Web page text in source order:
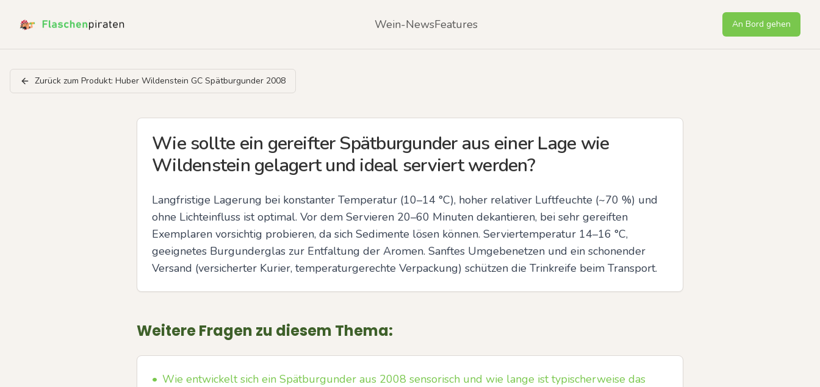
Wein-NewsFeatures An Bord gehen
Zurück zum Produkt: Huber Wildenstein GC Spätburgunder 2008
Wie sollte ein gereifter Spätburgunder aus einer Lage wie
Wildenstein gelagert und ideal serviert werden?
Langfristige Lagerung bei konstanter Temperatur (10–14 °C), hoher relativer Luftfeuchte (~70 %) und
ohne Lichteinfluss ist optimal. Vor dem Servieren 20–60 Minuten dekantieren, bei sehr gereiften
Exemplaren vorsichtig probieren, da sich Sedimente lösen können. Serviertemperatur 14–16 °C,
geeignetes Burgunderglas zur Entfaltung der Aromen. Sanftes Umgebenetzen und ein schonender
Versand (versicherter Kurier, temperaturgerechte Verpackung) schützen die Trinkreife beim Transport.
Weitere Fragen zu diesem Thema:
• Wie entwickelt sich ein Spätburgunder aus 2008 sensorisch und wie lange ist typischerweise das